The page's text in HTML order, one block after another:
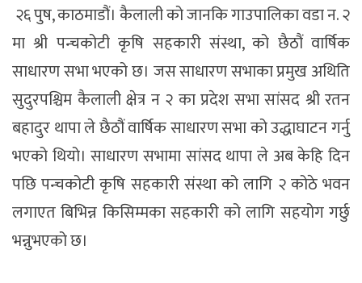
२६ पुष, काठमाडौं। कैलाली को जानकि गाउपालिका वडा न. २
मा श्री पन्चकोटी कृषि सहकारी संस्था, को छैठौं वार्षिक
साधारण सभा भएको छ। जस साधारण सभाका प्रमुख अथिति
सुदुरपश्चिम कैलाली क्षेत्र न २ का प्रदेश सभा सांसद श्री रतन
बहादुर थापा ले छैठौं वार्षिक साधारण सभा को उद्धाघाटन गर्नु
भएको थियो। साधारण सभामा सांसद थापा ले अब केहि दिन
पछि पन्चकोटी कृषि सहकारी संस्था को लागि २ कोठे भवन
लगाएत बिभिन्न किसिम्मका सहकारी को लागि सहयोग गर्छु
भन्नुभएको छ।